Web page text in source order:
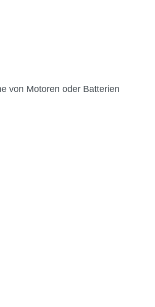
von Motoren oder Batterien